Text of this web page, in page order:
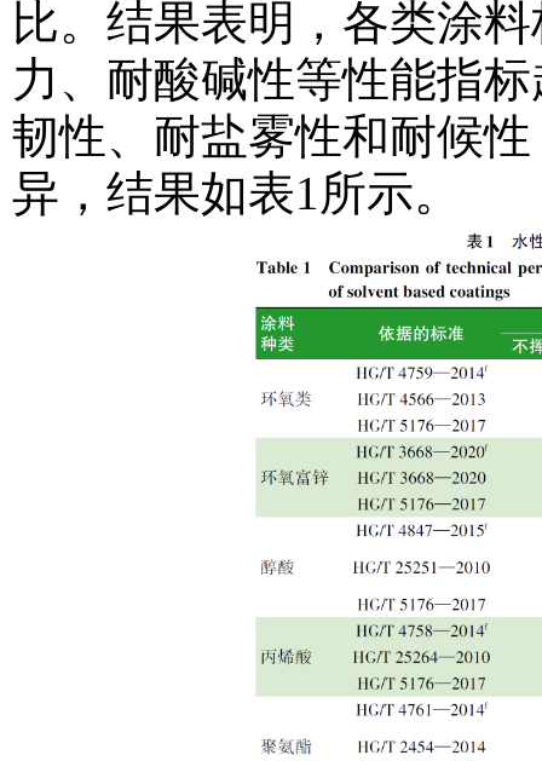
比。结果表明，各类涂
力、耐酸碱性等性能指
韧性、耐盐雾性和耐候
异，结果如表1所示。